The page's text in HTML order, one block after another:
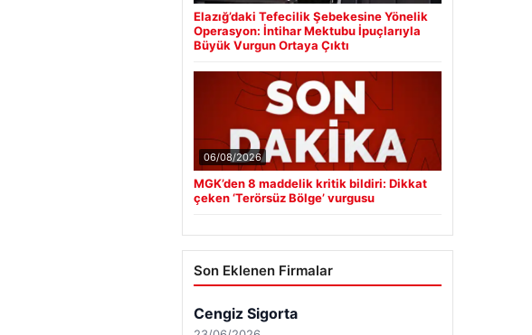
Elazığ’daki Tefecilik Şebekesine Yönelik
Operasyon: İntihar Mektubu İpuçlarıyla
Büyük Vurgun Ortaya Çıktı
06/08/2026
MGK’den 8 maddelik kritik bildiri: Dikkat
çeken ‘Terörsüz Bölge’ vurgusu
Son Eklenen Firmalar